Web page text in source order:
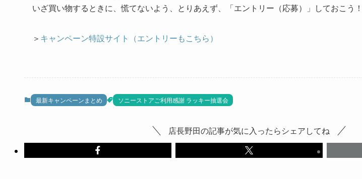
いざ買い物するときに、慌てないよう、とりあえず、「エントリー（応募）」しておこう！
＞ キャンペーン特設サイト（エントリーもこちら）
最新キャンペーンまとめ ソニーストアご利用感謝 ラッキー抽選会
店長野田の記事が気に入ったらシェアしてね